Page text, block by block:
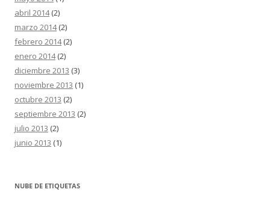
abril 2014(2)
marzo 2014(2)
febrero 2014(2)
enero 2014(2)
diciembre 2013 (3)
noviembre 2013 (1)
octubre 2013 (2)
septiembre 2013 (2)
julio 2013 (2)
junio 2013 (1)
NUBE DE ETIQUETAS